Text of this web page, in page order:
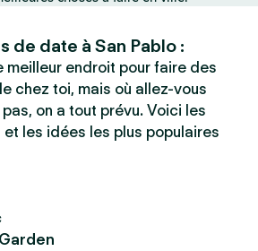
de date à San Pablo :
meilleur endroit pour faire des
chez toi, mais où allez-vous
on a tout prévu. Voici les
les idées les plus populaires